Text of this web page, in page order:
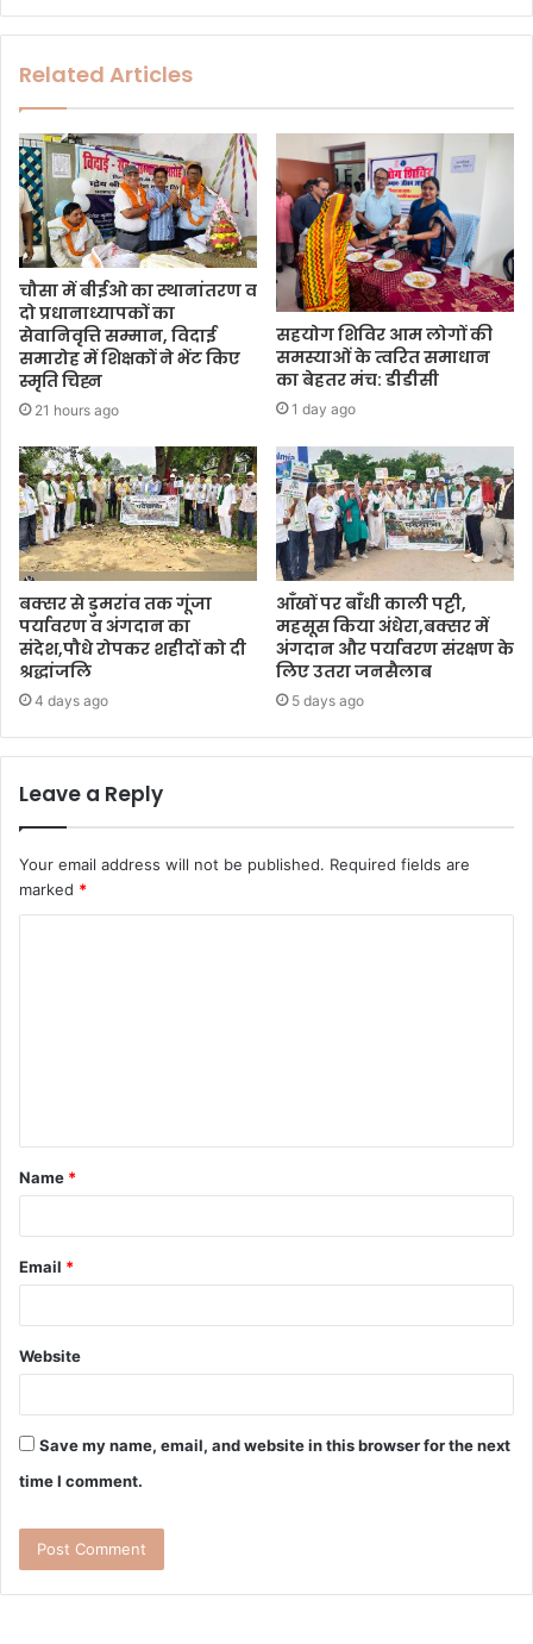
Related Articles
चौसा में बीईओ का स्थानांतरण व
दो प्रधानाध्यापकों का
सेवानिवृत्ति सम्मान, विदाई
समारोह में शिक्षकों ने भेंट किए
स्मृति चिह्न
21 hours ago
सहयोग शिविर आम लोगों की
समस्याओं के त्वरित समाधान
का बेहतर मंच: डीडीसी
1 day ago
बक्सर से डुमरांव तक गूंजा
पर्यावरण व अंगदान का
संदेश,पौधे रोपकर शहीदों को दी
श्रद्धांजलि
4 days ago
आँखों पर बाँधी काली पट्टी,
महसूस किया अंधेरा,बक्सर में
अंगदान और पर्यावरण संरक्षण के
लिए उतरा जनसैलाब
5 days ago
Leave a Reply
Your email address will not be published. Required fields are
marked *
Name *
Email *
Website
Save my name, email, and website in this browser for the next
time I comment.